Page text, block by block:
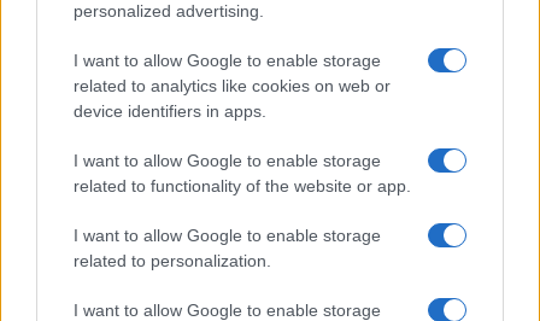
personalized advertising.
I want to allow Google to enable storage
related to analytics like cookies on web or
device identifiers in apps.
I want to allow Google to enable storage
related to functionality of the website or app.
I want to allow Google to enable storage
related to personalization.
I want to allow Google to enable storage